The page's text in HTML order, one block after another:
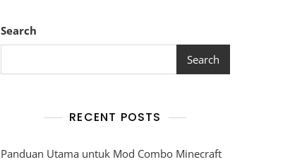
Search
Search
RECENT POSTS
Panduan Utama untuk Mod Combo Minecraft